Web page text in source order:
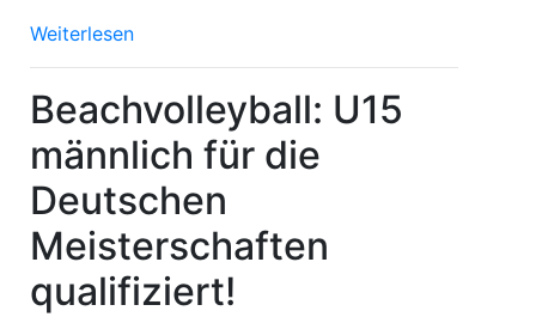
Weiterlesen
Beachvolleyball: U15
männlich für die
Deutschen
Meisterschaften
qualifiziert!